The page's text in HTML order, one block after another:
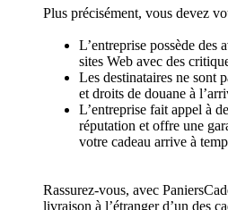
Plus précisément, vous devez
L’entreprise possède des
sites Web avec des
Les destinataires ne sont
et droits de douane à
L’entreprise fait appel à
réputation et offre une
votre cadeau arrive à
Rassurez-vous, avec
livraison à l’étranger d’un des